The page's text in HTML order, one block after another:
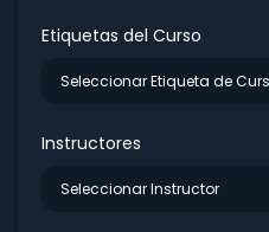
Etiquetas del Curso
Instructores